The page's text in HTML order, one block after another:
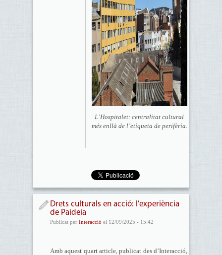
L’Hospitalet: centralitat cultural
més enllà de l’etiqueta de perifèria.
Drets culturals en acció: l’experiència
de Paideia
Publicat per Interacció el 12/09/2025 - 15:42
Amb aquest quart article, publicat des d’Interacció,